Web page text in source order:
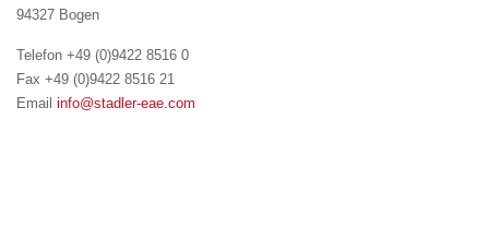
94327 Bogen
Telefon +49 (0)9422 8516 0
Fax +49 (0)9422 8516 21
Email info@stadler-eae.com